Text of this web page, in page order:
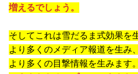
増えるでしょう。
そしてこれは雪だるま式効果を
より多くのメディア報道を生み
より多くの目撃情報を生みます。